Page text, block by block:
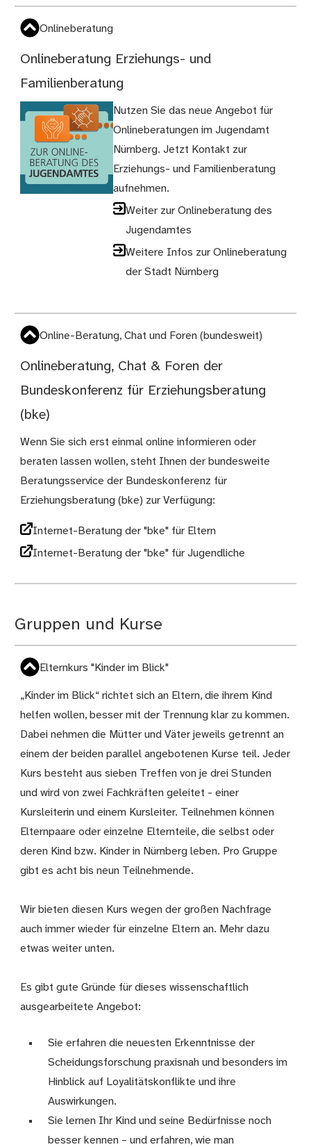
Onlineberatung
Onlineberatung Erziehungs- und
Familienberatung
Nutzen Sie das neue Angebot für
Onlineberatungen im Jugendamt
Nürnberg. Jetzt Kontakt zur
Erziehungs- und Familienberatung
aufnehmen.
Weiter zur Onlineberatung des
Jugendamtes
Weitere Infos zur Onlineberatung
der Stadt Nürnberg
Online-Beratung, Chat und Foren (bundesweit)
Onlineberatung, Chat & Foren der
Bundeskonferenz für Erziehungsberatung
(bke)
Wenn Sie sich erst einmal online informieren oder
beraten lassen wollen, steht Ihnen der bundesweite
Beratungsservice der Bundeskonferenz für
Erziehungsberatung (bke) zur Verfügung:
Internet-Beratung der "bke" für Eltern
Internet-Beratung der "bke" für Jugendliche
Gruppen und Kurse
Elternkurs "Kinder im Blick"
„Kinder im Blick“ richtet sich an Eltern, die ihrem Kind
helfen wollen, besser mit der Trennung klar zu kommen.
Dabei nehmen die Mütter und Väter jeweils getrennt an
einem der beiden parallel angebotenen Kurse teil. Jeder
Kurs besteht aus sieben Treffen von je drei Stunden
und wird von zwei Fachkräften geleitet - einer
Kursleiterin und einem Kursleiter. Teilnehmen können
Elternpaare oder einzelne Elternteile, die selbst oder
deren Kind bzw. Kinder in Nürnberg leben. Pro Gruppe
gibt es acht bis neun Teilnehmende.
Wir bieten diesen Kurs wegen der großen Nachfrage
auch immer wieder für einzelne Eltern an. Mehr dazu
etwas weiter unten.
Es gibt gute Gründe für dieses wissenschaftlich
ausgearbeitete Angebot:
Sie erfahren die neuesten Erkenntnisse der
Scheidungsforschung praxisnah und besonders im
Hinblick auf Loyalitätskonflikte und ihre
Auswirkungen.
Sie lernen Ihr Kind und seine Bedürfnisse noch
besser kennen – und erfahren, wie man